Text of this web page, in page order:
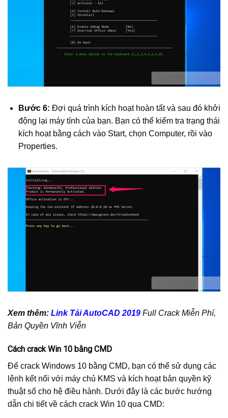
Bước 6: Đợi quá trình kích hoạt hoàn tất và sau đó khởi
động lại máy tính của bạn. Bạn có thể kiểm tra trạng thái
kích hoạt bằng cách vào Start, chọn Computer, rồi vào
Properties.
Xem thêm: Link Tải AutoCAD 2019 Full Crack Miễn Phí,
Bản Quyền Vĩnh Viễn
Cách crack Win 10 bằng CMD
Để crack Windows 10 bằng CMD, bạn có thể sử dụng các
lệnh kết nối với máy chủ KMS và kích hoạt bản quyền kỹ
thuật số cho hệ điều hành. Dưới đây là các bước hướng
dẫn chi tiết về cách crack Win 10 qua CMD: